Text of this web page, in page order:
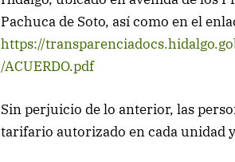
Pachuca de Soto, así como en el
https://
/ACUERDO.pdf
Sin perjuicio de lo anterior, las
tarifario autorizado en cada unidad